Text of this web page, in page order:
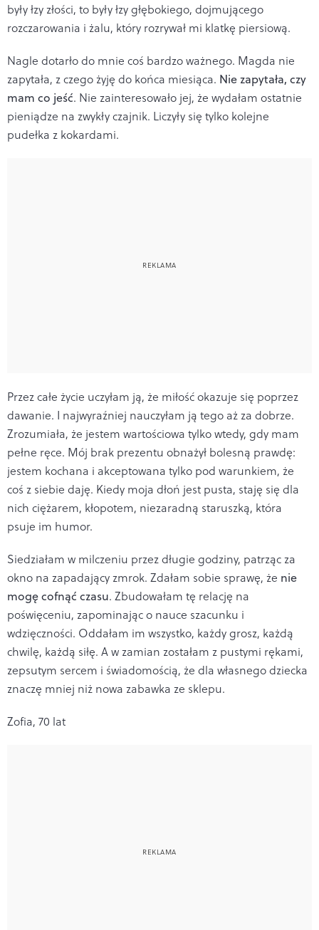
były łzy złości, to były łzy głębokiego, dojmującego
rozczarowania i żalu, który rozrywał mi klatkę piersiową.
Nagle dotarło do mnie coś bardzo ważnego. Magda nie
zapytała, z czego żyję do końca miesiąca. Nie zapytała, czy
mam co jeść. Nie zainteresowało jej, że wydałam ostatnie
pieniądze na zwykły czajnik. Liczyły się tylko kolejne
pudełka z kokardami.
Przez całe życie uczyłam ją, że miłość okazuje się poprzez
dawanie. I najwyraźniej nauczyłam ją tego aż za dobrze.
Zrozumiała, że jestem wartościowa tylko wtedy, gdy mam
pełne ręce. Mój brak prezentu obnażył bolesną prawdę:
jestem kochana i akceptowana tylko pod warunkiem, że
coś z siebie daję. Kiedy moja dłoń jest pusta, staję się dla
nich ciężarem, kłopotem, niezaradną staruszką, która
psuje im humor.
Siedziałam w milczeniu przez długie godziny, patrząc za
okno na zapadający zmrok. Zdałam sobie sprawę, że nie
mogę cofnąć czasu. Zbudowałam tę relację na
poświęceniu, zapominając o nauce szacunku i
wdzięczności. Oddałam im wszystko, każdy grosz, każdą
chwilę, każdą siłę. A w zamian zostałam z pustymi rękami,
zepsutym sercem i świadomością, że dla własnego dziecka
znaczę mniej niż nowa zabawka ze sklepu.
Zofia, 70 lat